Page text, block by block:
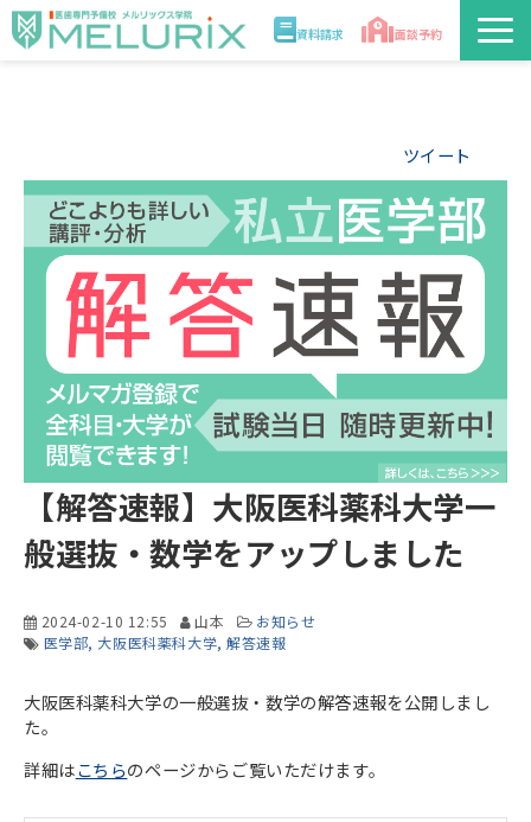
資料請求 面談予約
入学案内
合格実績・合格体験記
医学部解答速報2026
ツイート
【解答速報】大阪医科薬科大学一
般選抜・数学をアップしました
2024-02-10 12:55 山本
お知らせ
医学部 大阪医科薬科大学 解答速報
大阪医科薬科大学の一般選抜・数学の解答速報を公開しまし
た。
詳細はこちらのページからご覧いただけます。